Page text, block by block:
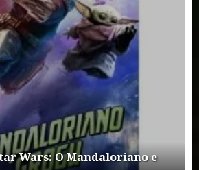
Wars: O Mandaloriano e